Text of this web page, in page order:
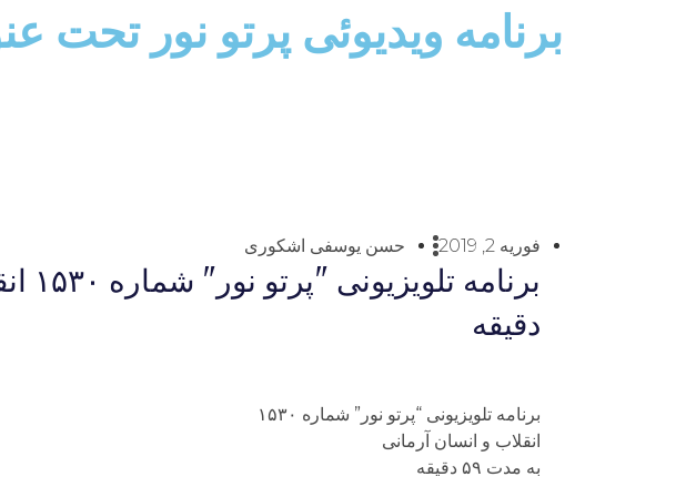
برنامه ویدیوئى پرتو نور تحت
فوریه 2, 2019 حسن یوسفی اشکوری
دقيقه
برنامه تلويزيونى “پرتو نور” شماره ۱۵۳۰
انقلاب و انسان آرمانى
به مدت ۵۹ دقيقه